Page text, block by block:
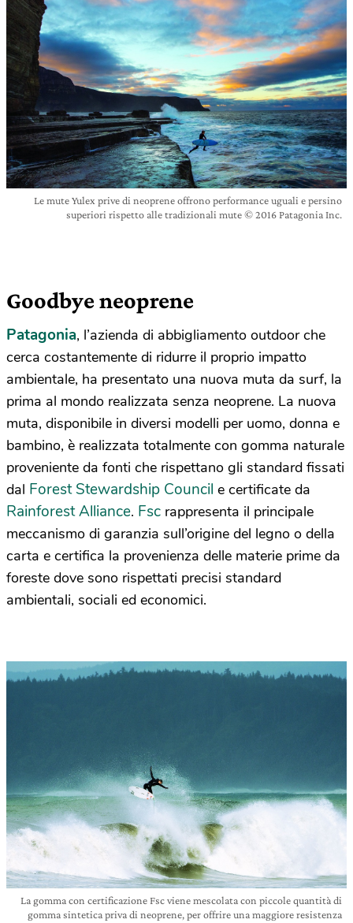
Le mute Yulex prive di neoprene offrono performance uguali e persino
superiori rispetto alle tradizionali mute © 2016 Patagonia Inc.
Goodbye neoprene
Patagonia, l’azienda di abbigliamento outdoor che
cerca costantemente di ridurre il proprio impatto
ambientale, ha presentato una nuova muta da surf, la
prima al mondo realizzata senza neoprene. La nuova
muta, disponibile in diversi modelli per uomo, donna e
bambino, è realizzata totalmente con gomma naturale
proveniente da fonti che rispettano gli standard fissati
dal Forest Stewardship Council e certificate da
Rainforest Alliance. Fsc rappresenta il principale
meccanismo di garanzia sull’origine del legno o della
carta e certifica la provenienza delle materie prime da
foreste dove sono rispettati precisi standard
ambientali, sociali ed economici.
La gomma con certificazione Fsc viene mescolata con piccole quantità di
gomma sintetica priva di neoprene, per offrire una maggiore resistenza